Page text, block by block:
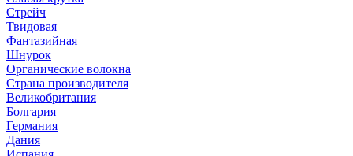
Стрейч
Твидовая
Фантазийная
Шнурок
Органические волокна
Страна производителя
Великобритания
Болгария
Германия
Дания